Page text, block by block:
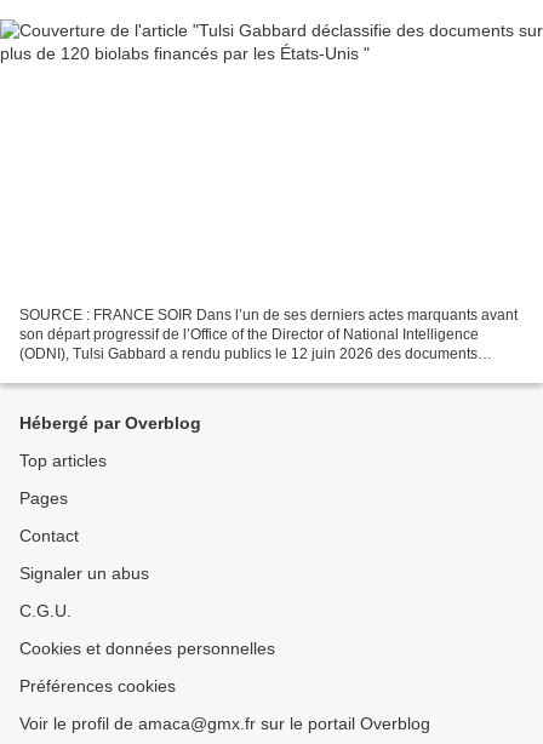
SOURCE : FRANCE SOIR Dans l’un de ses derniers actes marquants avant
son départ progressif de l’Office of the Director of National Intelligence
(ODNI), Tulsi Gabbard a rendu publics le 12 juin 2026 des documents
Hébergé par Overblog
Top articles
Pages
Contact
Signaler un abus
C.G.U.
Cookies et données personnelles
Préférences cookies
Voir le profil de amaca@gmx.fr sur le portail Overblog